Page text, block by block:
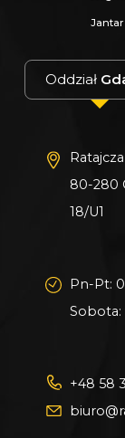
Jantar
Oddział
80-280
18/U1
Pn-Pt:
Sobota:
+48 58